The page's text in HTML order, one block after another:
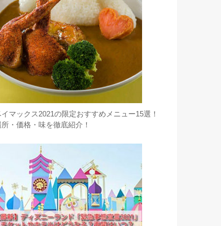
イマックス2021の限定おすすめメニュー15選！
・価格・味を徹底紹介！